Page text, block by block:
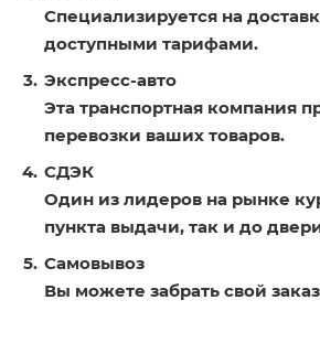
Специализируется на
доступными тарифами.
Экспресс-авто
Эта транспортная компания
перевозки ваших товаров.
СДЭК
Один из лидеров на рынке
пункта выдачи, так и до
Самовывоз
Вы можете забрать свой